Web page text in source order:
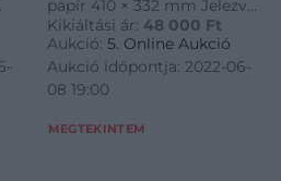
papír 410 × 332 mm Jelezve
középen lent: CV/43 Jelezve
jobbra lent: Martyn 1977
Kikiáltási ár: 48 000 Ft
Aukció: 5. Online Aukció
Aukció időpontja: 2022-06-
08 19:00
MEGTEKINTEM